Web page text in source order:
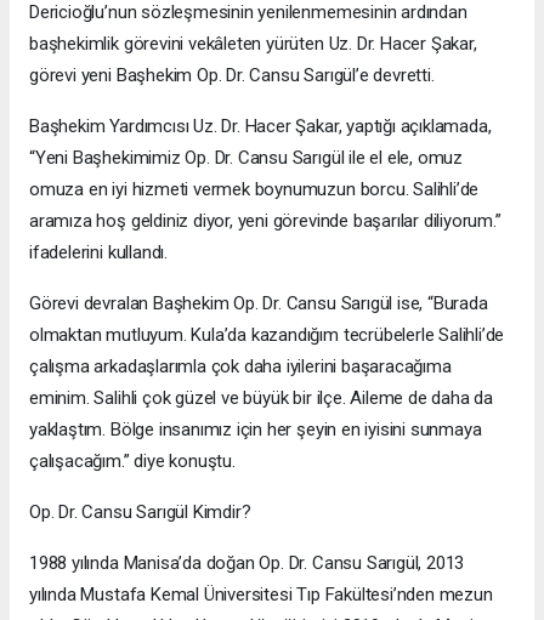
Dericioğlu’nun sözleşmesinin yenilenmemesinin ardından
başhekimlik görevini vekâleten yürüten Uz. Dr. Hacer Şakar,
görevi yeni Başhekim Op. Dr. Cansu Sarıgül’e devretti.
Başhekim Yardımcısı Uz. Dr. Hacer Şakar, yaptığı açıklamada,
“Yeni Başhekimimiz Op. Dr. Cansu Sarıgül ile el ele, omuz
omuza en iyi hizmeti vermek boynumuzun borcu. Salihli’de
aramıza hoş geldiniz diyor, yeni görevinde başarılar diliyorum.”
ifadelerini kullandı.
Görevi devralan Başhekim Op. Dr. Cansu Sarıgül ise, “Burada
olmaktan mutluyum. Kula’da kazandığım tecrübelerle Salihli’de
çalışma arkadaşlarımla çok daha iyilerini başaracağıma
eminim. Salihli çok güzel ve büyük bir ilçe. Aileme de daha da
yaklaştım. Bölge insanımız için her şeyin en iyisini sunmaya
çalışacağım.” diye konuştu.
Op. Dr. Cansu Sarıgül Kimdir?
1988 yılında Manisa’da doğan Op. Dr. Cansu Sarıgül, 2013
yılında Mustafa Kemal Üniversitesi Tıp Fakültesi’nden mezun